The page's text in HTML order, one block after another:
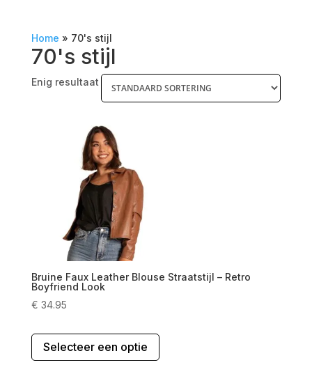
Home » 70's stijl
70's stijl
Enig resultaat
Bruine Faux Leather Blouse Straatstijl – Retro
Boyfriend Look
€ 34.95
Selecteer een optie
heeft